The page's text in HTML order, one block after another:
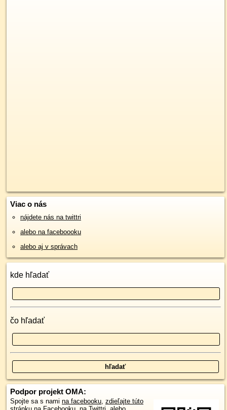
Viac o nás
nájdete nás na twittri
alebo na faceboooku
alebo aj v správach
kde hľadať
čo hľadať
Podpor projekt OMA:
Spojte sa s nami na facebooku, zdieľajte túto